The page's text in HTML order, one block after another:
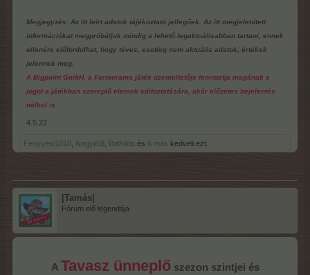
Megjegyzés: Az itt leírt adatok tájékoztató jellegűek. Az itt megjelenített
információkat megpróbáljuk mindig a lehető legaktuálisabban tartani, ennek
ellenére előfordulhat, hogy téves, esetleg nem aktuális adatok, értékek
jelennek meg.
A Bigpoint GmbH, a Farmerama játék üzemeltetője fenntartja magának a
jogot a játékban szereplő elemek változtatására, akár előzetes bejelentés
nélkül is.
4.5.22
Fenyvesi1010 Nagyii58 Bathilda és 6 más kedveli ezt.
|Tamás|
Fórum elő legendája
A Tavasz ünneplőszezon szintjei és